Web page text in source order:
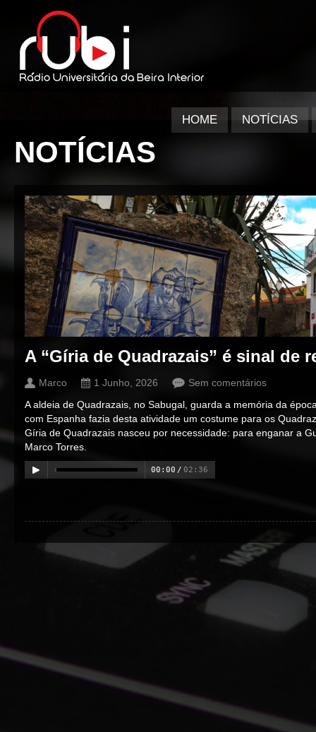
HOME NOTÍCIAS
NOTÍCIAS
A “Gíria de Quadrazais” é sinal de
Marco 1 Junho, 2026
Sem comentários
A aldeia de Quadrazais, no Sabugal, guarda a memória da
com Espanha fazia desta atividade um costume para os
Gíria de Quadrazais nasceu por necessidade: para enganar a
Marco Torres.
00:00 / 02:36